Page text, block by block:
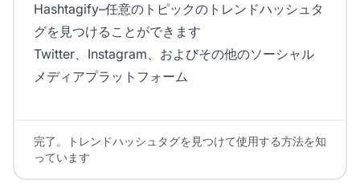
Hashtagify–任意のトピックのトレンドハッシュタ
グを見つけることができます
Twitter、Instagram、およびその他のソーシャル
メディアプラットフォーム
完了。トレンドハッシュタグを見つけて使用する方法を知
っています